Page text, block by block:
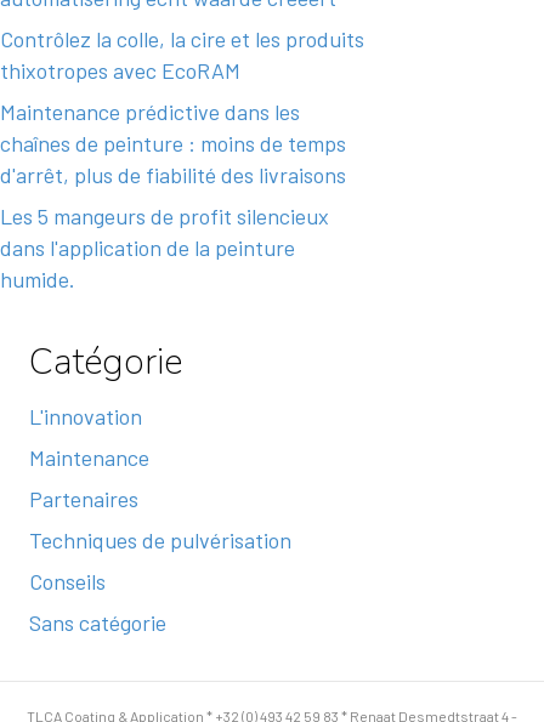
Contrôlez la colle, la cire et les produits
thixotropes avec EcoRAM
Maintenance prédictive dans les
chaînes de peinture : moins de temps
d'arrêt, plus de fiabilité des livraisons
Les 5 mangeurs de profit silencieux
dans l'application de la peinture
humide.
Catégorie
L'innovation
Maintenance
Partenaires
Techniques de pulvérisation
Conseils
Sans catégorie
TLCA Coating & Application * +32 (0) 493 42 59 83 * Renaat Desmedtstraat 4 -